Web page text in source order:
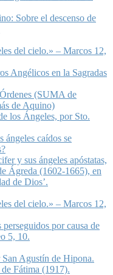
Sobre el descenso de
del cielo.» – Marcos 12,
Angélicos en la Sagradas
(SUMA de
de Aquino)
los Ángeles, por Sto.
ángeles caídos se
y sus ángeles apóstatas,
Ágreda (1602-1665), en
de Dios’.
del cielo.» – Marcos 12,
por causa de
5, 10.
Agustín de Hipona.
Fátima (1917).